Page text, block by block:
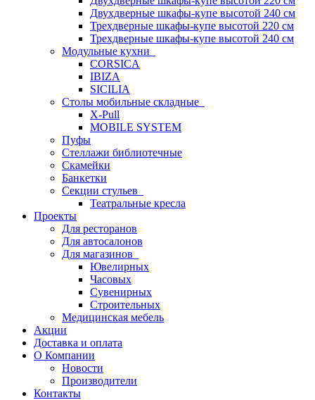
Двухдверные шкафы-купе высотой 240 см
Трехдверные шкафы-купе высотой 220 см
Трехдверные шкафы-купе высотой 240 см
Модульные кухни
CORSICA
IBIZA
SICILIA
Столы мобильные складные
X-Pull
MOBILE SYSTEM
Пуфы
Стеллажи библиотечные
Скамейки
Банкетки
Секции стульев
Театральные кресла
Проекты
Для ресторанов
Для автосалонов
Для магазинов
Ювелирных
Часовых
Сувенирных
Строительных
Медицинская мебель
Акции
Доставка и оплата
О Компании
Новости
Производители
Контакты